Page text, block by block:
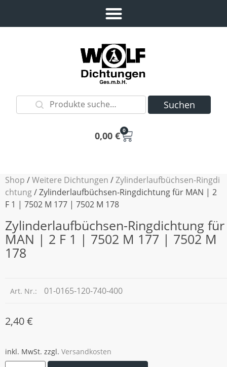
Suchen
0,00 € 0
Shop /Weitere Dichtungen /Zylinderlaufbüchsen-Ringdi
chtung/ Zylinderlaufbüchsen-Ringdichtung für MAN | 2
F 1 | 7502 M 177 | 7502 M 178
Zylinderlaufbüchsen-Ringdichtung für
MAN | 2 F 1 | 7502 M 177 | 7502 M
178
Art. Nr.: 01-0165-120-740-400
2,40€
inkl. MwSt. zzgl. Versandkosten